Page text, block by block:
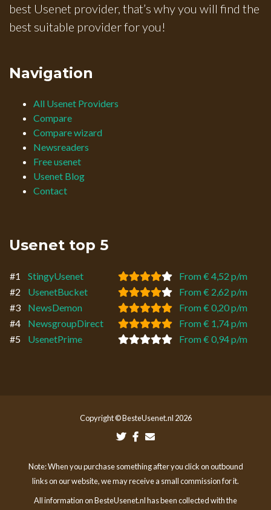
best Usenet provider, that’s why you will find the
best suitable provider for you!
Navigation
All Usenet Providers
Compare
Compare wizard
Newsreaders
Free usenet
Usenet Blog
Contact
Usenet top 5
#1 StingyUsenet
From € 4,52 p/m
#2
UsenetBucket
From € 2,62 p/m
#3
NewsDemon
From € 0,20 p/m
#4
NewsgroupDirect
From € 1,74 p/m
#5
UsenetPrime From € 0,94 p/m
Copyright © BesteUsenet.nl 2026
Note: When you purchase something after you click on outbound
links on our website, we may receive a small commission for it.
All information on BesteUsenet.nl has been collected with the